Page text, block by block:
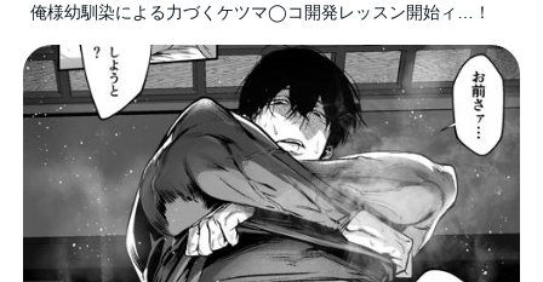
俺様幼馴染による力づくケツマ◯コ開発レッスン開始ィ…！